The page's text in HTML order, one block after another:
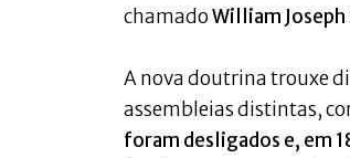
chamadoWilliam
A nova doutrina trouxe
assembleias distintas,
foram desligados e, em